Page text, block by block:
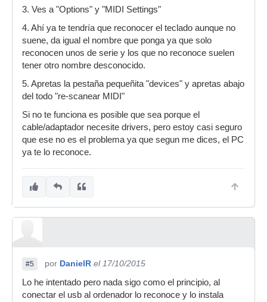
3. Ves a "Options" y "MIDI Settings"
4. Ahí ya te tendría que reconocer el teclado aunque no
suene, da igual el nombre que ponga ya que solo
reconocen unos de serie y los que no reconoce suelen
tener otro nombre desconocido.
5. Apretas la pestaña pequeñita "devices" y apretas abajo
del todo "re-scanear MIDI"
Si no te funciona es posible que sea porque el
cable/adaptador necesite drivers, pero estoy casi seguro
que ese no es el problema ya que segun me dices, el PC
ya te lo reconoce.
#5 por DanielR el 17/10/2015
Lo he intentado pero nada sigo como el principio, al
conectar el usb al ordenador lo reconoce y lo instala